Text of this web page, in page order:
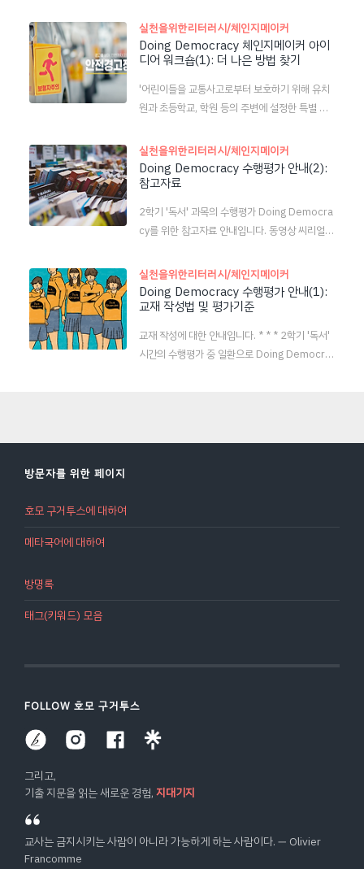
질과 능력이 충분히 있다고 생각하지만, 실패를 반
복하기에는 시간이 많이 모자릅니다. 그럼에도 이
영상을 소개하는 이유는 이것이에요. 민주주의, 환
경, 인권, 노동, 자치, 법률 등에 고민해 보고 솔루
션을 찾을 때, ..
사회 문제에 대해 인식하고 해결 방안을 도출하면
서 공감능력, 협력적 리더십, 팀워크 및 문제 해결
능력을 기를 수 있는 프로젝트입니다. 문제발견 –
진행됩니다. Doing Democracy 수행평가로서
의 체인지메이커 더 나은 민주주의를 만들고 더 나
주변의 문제를 둘러보고, 개선책을 모색해 보기 위
한 활동입니다. 폭넓게는 민주시민의 기본 자질인
‘주인의식’을 확인하고 실천하기 위한 것이기도 합
니다. 수행평가 결과물로는 본래 체인지메이커 프
로젝트 4단계 중 2단계까지 진행..
실천을위한리터러시/체인지메이커
Doing Democracy 체인지메이커 아이
디어 워크숍(1): 더 나은 방법 찾기
'어린이들을 교통사고로부터 보호하기 위해 유치
원과 초등학교, 학원 등의 주변에 설정한 특별 보
차량은 시속 30km를 넘지 않아야 하고, 시야를
방해하는 불법 주차도 당연히 금지입니다. 그런데,
주차공간이 워낙 없다 보니까 불법 주차 차량도 많
니다. 아래 두 개의 동영상에서 문제의 심각성을
확인해 보세요. 줄만 그어 놓은 '스쿨존'…잇따른
위험천만 학원가 등하원길…스쿨존 사각지대 KB
S 뉴스 경남 (2019. 6. 19.) * * * 이런 문제를
해결하기 위해 공익광고도 여럿 하고, 캠페인도 다
양하게 이루어졌지만 딱히 효과는 없었습니다. 그
저 스쿨..
실천을위한리터러시/체인지메이커
Doing Democracy 수행평가 안내(2):
참고자료
2학기 '독서' 과목의 수행평가 Doing Democra
cy를 위한 참고자료 안내입니다. 동영상 씨리얼
동영상에 볼 만한 것이 많습니다. 그 중 몇 개를 선
택하여 재생목록을 만들었습니다. 찬찬히 살펴 보
세요. 다양한 심화 탐구 주제에 대한 흥미가 생길
st?list=PL0v1e0yyVTaVeU3vYg6SA-u-thJ
tl_61M ― TED TED는 ‘널리 퍼져야 할 아이디
실천을위한리터러시/체인지메이커
Doing Democracy 수행평가 안내(1):
교재 작성법 및 평가기준
교재 작성에 대한 안내입니다. * * * 2학기 '독서'
시간의 수행평가 중 일환으로 Doing Democra
니다. 아래는 책자의 모든 주제에 대하여 관련 세
방문자를 위한 페이지
호모 구거투스에 대하여
메타국어에 대하여
방명록
태그(키워드) 모음
FOLLOW 호모 구거투스
그리고,
기출 지문을 읽는 새로운 경험,지대기지
교사는 금지시키는 사람이 아니라 가능하게 하는 사람이다. ― Olivier
Francomme